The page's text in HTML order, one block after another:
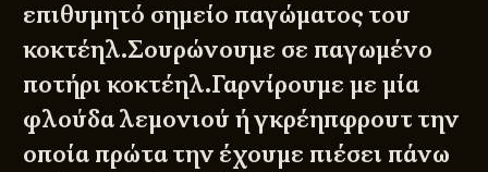
επιθυμητό σημείο παγώματος του
κοκτέηλ.Σουρώνουμε σε παγωμένο
ποτήρι κοκτέηλ.Γαρνίρουμε με μία
φλούδα λεμονιού ή γκρέηπφρουτ την
οποία πρώτα την έχουμε πιέσει πάνω